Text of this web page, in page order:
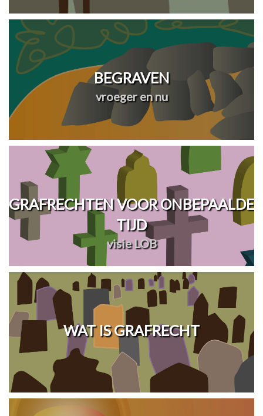
BEGRAVEN
vroeger en nu
GRAFRECHTEN VOOR ONBEPAALDE
TIJD
visie LOB
WAT IS GRAFRECHT